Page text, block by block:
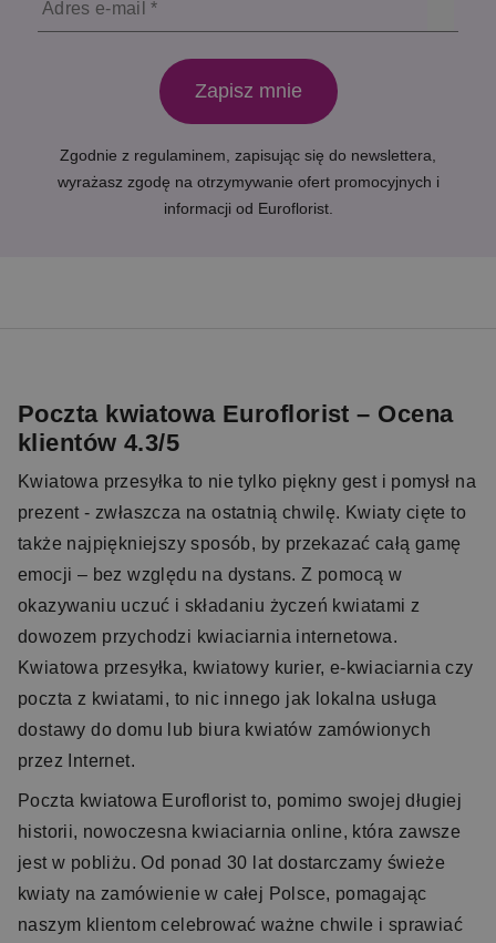
Adres e-mail
Zapisz mnie
Zgodnie z regulaminem , zapisując się do newslettera,
wyrażasz zgodę na otrzymywanie ofert promocyjnych i
informacji od Euroflorist.
Poczta kwiatowa Euroflorist – Ocena
klientów 4.3/5
Kwiatowa przesyłka to nie tylko piękny gest i pomysł na
prezent - zwłaszcza na ostatnią chwilę. Kwiaty cięte to
także najpiękniejszy sposób, by przekazać całą gamę
emocji – bez względu na dystans. Z pomocą w
okazywaniu uczuć i składaniu życzeń kwiatami z
dowozem przychodzi kwiaciarnia internetowa.
Kwiatowa przesyłka, kwiatowy kurier, e-kwiaciarnia czy
poczta z kwiatami, to nic innego jak lokalna usługa
dostawy do domu lub biura kwiatów zamówionych
przez Internet.
Poczta kwiatowa Euroflorist to, pomimo swojej długiej
historii, nowoczesna kwiaciarnia online, która zawsze
jest w pobliżu. Od ponad 30 lat dostarczamy świeże
kwiaty na zamówienie w całej Polsce, pomagając
naszym klientom celebrować ważne chwile i sprawiać